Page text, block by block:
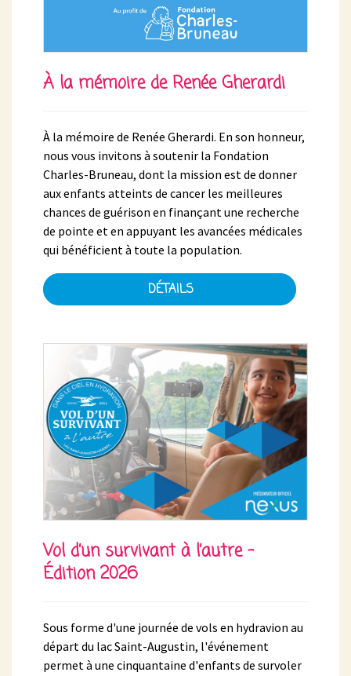
À la mémoire de Renée Gherardi
À la mémoire de Renée Gherardi. En son honneur,
nous vous invitons à soutenir la Fondation
Charles-Bruneau, dont la mission est de donner
aux enfants atteints de cancer les meilleures
chances de guérison en finançant une recherche
de pointe et en appuyant les avancées médicales
qui bénéficient à toute la population.
DÉTAILS
Vol d’un survivant à l’autre -
Édition 2026
Sous forme d'une journée de vols en hydravion au
départ du lac Saint-Augustin, l'événement
permet à une cinquantaine d'enfants de survoler